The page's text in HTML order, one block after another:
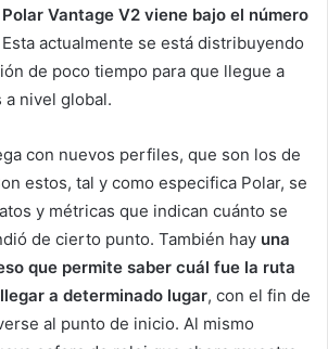
Vantage V2 viene bajo el número
Esta actualmente se está distribuyendo
de poco tiempo para que llegue a
a nivel global.
con nuevos perfiles, que son los de
estos, tal y como especifica Polar, se
y métricas que indican cuánto se
de cierto punto. También hay una
que permite saber cuál fue la ruta
a determinado lugar, con el fin de
al punto de inicio. Al mismo